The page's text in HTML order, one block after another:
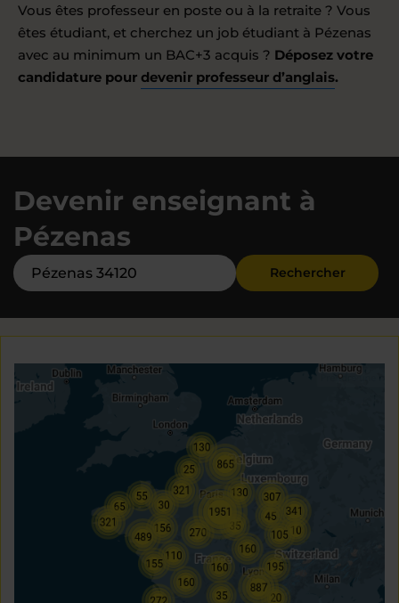
Vous êtes professeur en poste ou à la retraite ? Vous
êtes étudiant, et cherchez un job étudiant à Pézenas
avec au minimum un BAC+3 acquis ? Déposez votre
candidature pour devenir professeur d’anglais.
Devenir enseignant à
Pézenas
Rechercher